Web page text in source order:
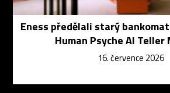
Eness předělali starý
Human Psyche AI Teller
16. července 2026